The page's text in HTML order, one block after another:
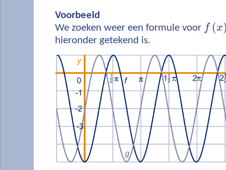
Voorbeeld
We zoeken weer een formule voor f (x
hieronder getekend is.